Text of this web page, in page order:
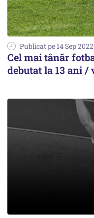
Publicat pe 14 Sep 2022
Cel mai tânăr
debutat la 13 ani /